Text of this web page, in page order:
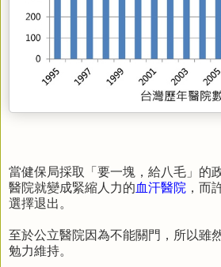
當健保局採取「要一塊，給八毛」的
醫院就變成緊縮人力的血汗醫院 ，而
選擇退出。
至於公立醫院因為不能關門，所以雖
勉力維持。